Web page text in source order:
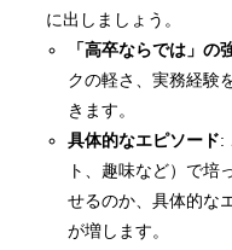
に出しましょう。
「高卒ならでは」の
クの軽さ、実務経験
きます。
具体的なエピソード:
ト、趣味など）で培
せるのか、具体的な
が増します。